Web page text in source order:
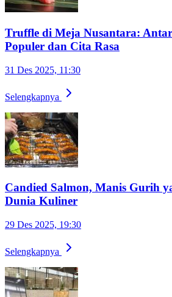
Truffle di Meja Nusantara:
Populer dan Cita Rasa
31 Des 2025, 11:30
Selengkapnya
Candied Salmon, Manis Gurih
Dunia Kuliner
29 Des 2025, 19:30
Selengkapnya